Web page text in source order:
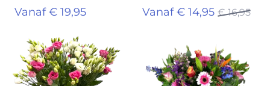
Vanaf € 19,95 Vanaf € 14,95 € 16,95